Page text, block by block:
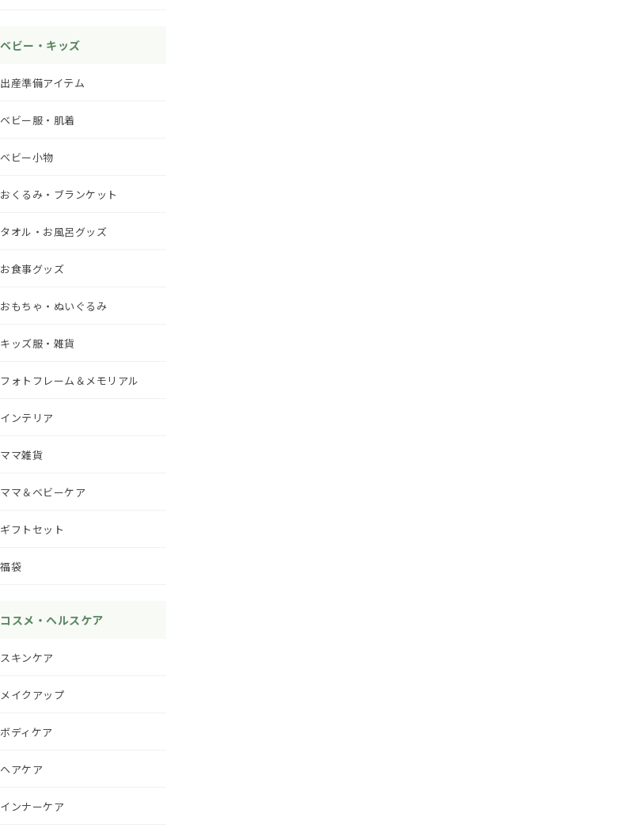
ベビー・キッズ
出産準備アイテム
ベビー服・肌着
ベビー小物
おくるみ・ブランケット
タオル・お風呂グッズ
お食事グッズ
おもちゃ・ぬいぐるみ
キッズ服・雑貨
フォトフレーム＆メモリアル
インテリア
ママ雑貨
ママ＆ベビーケア
ギフトセット
福袋
コスメ・ヘルスケア
スキンケア
メイクアップ
ボディケア
ヘアケア
インナーケア